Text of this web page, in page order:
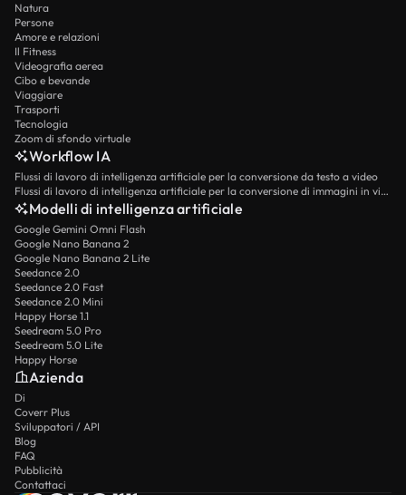
Natura
Persone
Amore e relazioni
Il Fitness
Videografia aerea
Cibo e bevande
Viaggiare
Trasporti
Tecnologia
Zoom di sfondo virtuale
Workflow IA
Flussi di lavoro di intelligenza artificiale per la conversione da testo a video
Flussi di lavoro di intelligenza artificiale per la conversione di immagini in video
Modelli di intelligenza artificiale
Google Gemini Omni Flash
Google Nano Banana 2
Google Nano Banana 2 Lite
Seedance 2.0
Seedance 2.0 Fast
Seedance 2.0 Mini
Happy Horse 1.1
Seedream 5.0 Pro
Seedream 5.0 Lite
Happy Horse
Azienda
Di
Coverr Plus
Sviluppatori / API
Blog
FAQ
Pubblicità
Contattaci